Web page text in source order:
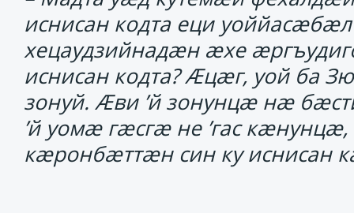
иснисан кодта еци
хецаудзийнадӕн ӕхе
иснисан кодта? Ӕцӕг, уой ба
зонуй. Ӕви ’й зонунцӕ нӕ
’й уомӕ гӕсгӕ не ’гас
кӕронбӕттӕн син ку иснисан